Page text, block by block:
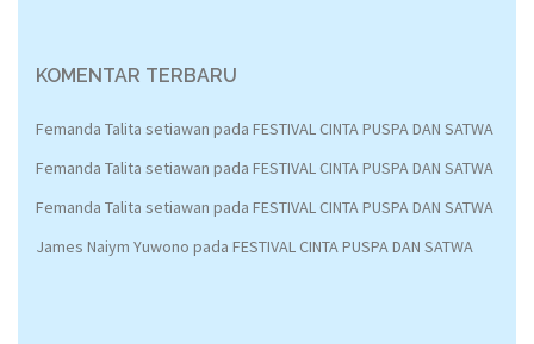
KOMENTAR TERBARU
Femanda Talita setiawan pada FESTIVAL CINTA PUSPA DAN SATWA
Femanda Talita setiawan pada FESTIVAL CINTA PUSPA DAN SATWA
Femanda Talita setiawan pada FESTIVAL CINTA PUSPA DAN SATWA
James Naiym Yuwono pada FESTIVAL CINTA PUSPA DAN SATWA